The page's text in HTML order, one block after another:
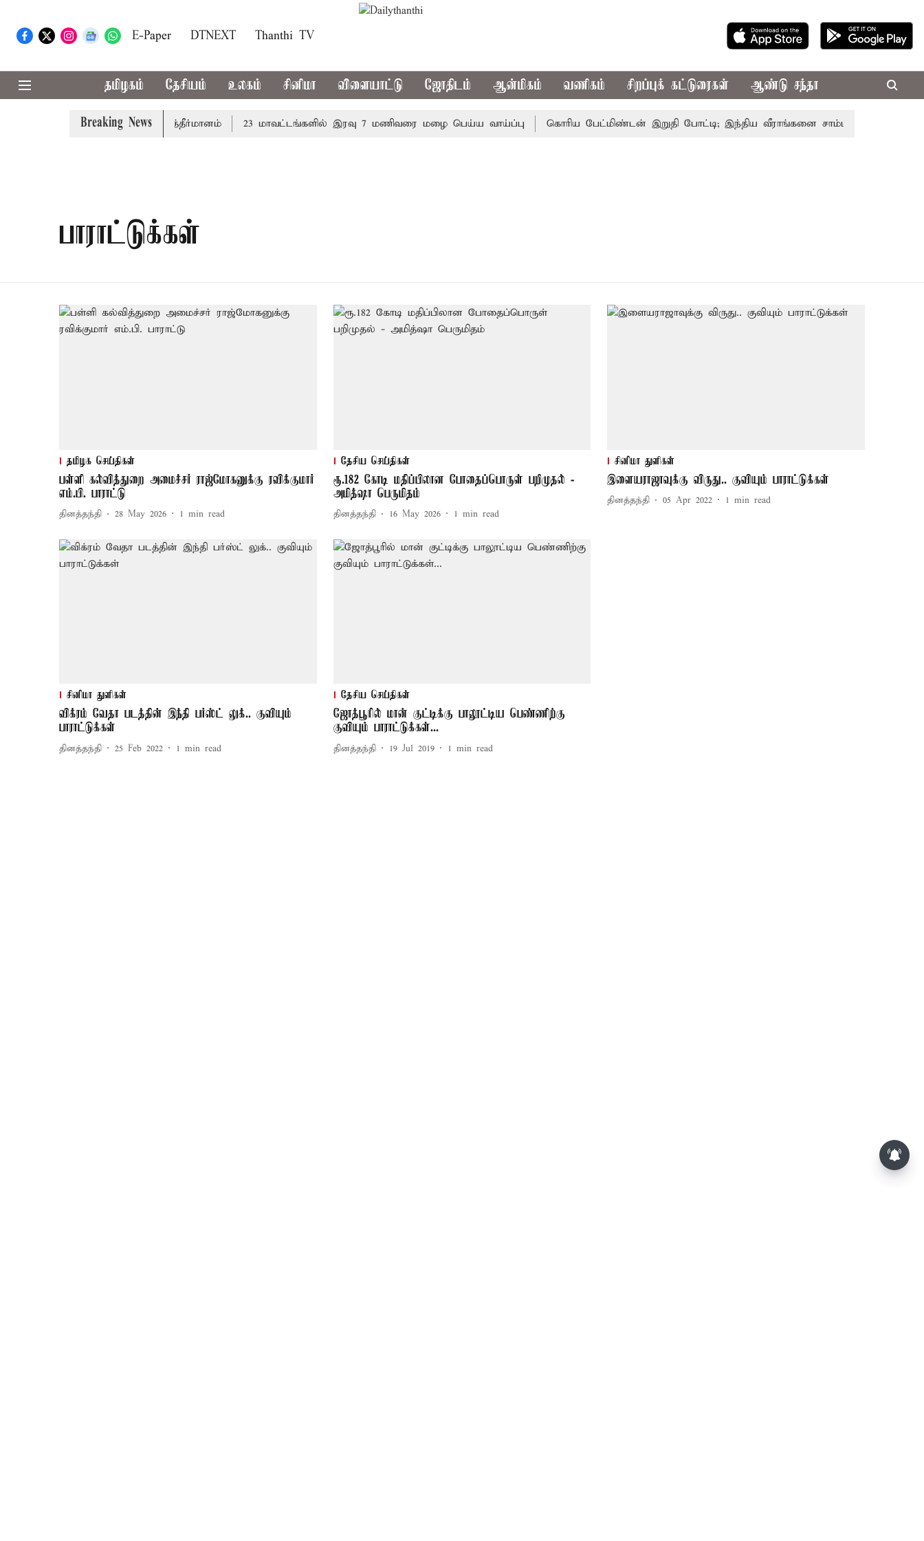
E-Paper DTNEXT Thanthi TV
தமிழகம் தேசியம் உலகம் சினிமா விளையாட்டு ஜோதிடம் ஆன்மிகம் வணிகம் சிறப்புக் கட்டுரைகள் ஆண்டு சந்தா
Breaking News
சட்டமன்றத்தில் நாளை தனித்தீர்மானம் 23 மாவட்டங்களில் இரவு 7 மணிவரை மழை பெய்ய வாய்ப்பு கொரிய பேட்மிண்டன் இறுதி போட்டி; இந்திய வீராங்கனை சாம்பியன் பட்டம்
பாராட்டுக்கள்
தமிழக செய்திகள்
பள்ளி கல்வித்துறை அமைச்சர் ராஜ்மோகனுக்கு ரவிக்குமார்
எம்.பி. பாராட்டு
தினத்தந்தி 28 May 2026 1 min read
தேசிய செய்திகள்
ரூ.182 கோடி மதிப்பிலான போதைப்பொருள் பறிமுதல் -
அமித்ஷா பெருமிதம்
தினத்தந்தி 16 May 2026 1 min read
சினிமா துளிகள்
இளையராஜாவுக்கு விருது.. குவியும் பாராட்டுக்கள்
தினத்தந்தி 05 Apr 2022 1 min read
சினிமா துளிகள்
விக்ரம் வேதா படத்தின் இந்தி பர்ஸ்ட் லுக்.. குவியும்
பாராட்டுக்கள்
தினத்தந்தி 25 Feb 2022 1 min read
தேசிய செய்திகள்
ஜோத்பூரில் மான் குட்டிக்கு பாலூட்டிய பெண்ணிற்கு
குவியும் பாராட்டுக்கள்...
தினத்தந்தி 19 Jul 2019 1 min read